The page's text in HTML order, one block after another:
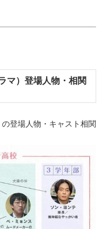
マ）登場人物・相関
登場人物・キャスト相関